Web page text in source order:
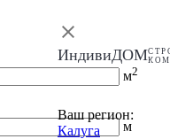
ИндивиДОМ
Ваш регион:
Калуга
м2
м